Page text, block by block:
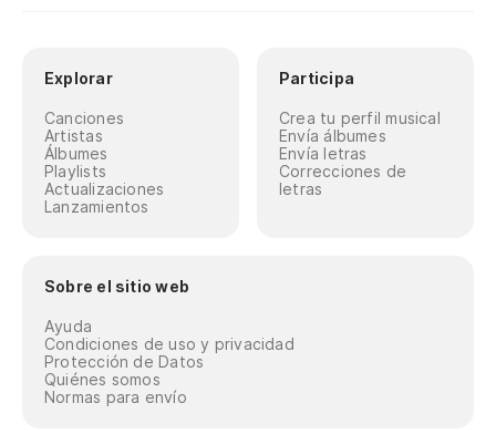
Explorar
Canciones
Artistas
Álbumes
Playlists
Actualizaciones
Lanzamientos
Participa
Crea tu perfil musical
Envía álbumes
Envía letras
Correcciones de
letras
Sobre el sitio web
Ayuda
Condiciones de uso y privacidad
Protección de Datos
Quiénes somos
Normas para envío